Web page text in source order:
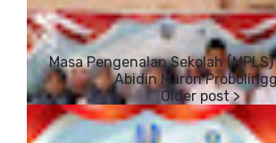
Masa Pengenalan Sekolah
Abidin Maron